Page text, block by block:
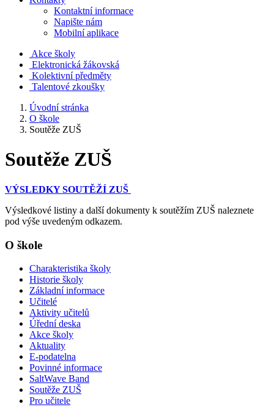
Kontaktní informace
Napište nám
Mobilní aplikace
Akce školy
Elektronická žákovská
Kolektivní předměty
Talentové zkoušky
Úvodní stránka
O škole
Soutěže ZUŠ
Soutěže ZUŠ
VÝSLEDKY SOUTĚŽÍ ZUŠ
Výsledkové listiny a další dokumenty k soutěžím ZUŠ naleznete
pod výše uvedeným odkazem.
O škole
Charakteristika školy
Historie školy
Základní informace
Učitelé
Aktivity učitelů
Úřední deska
Akce školy
Aktuality
E-podatelna
Povinné informace
SaltWave Band
Soutěže ZUŠ
Pro učitele